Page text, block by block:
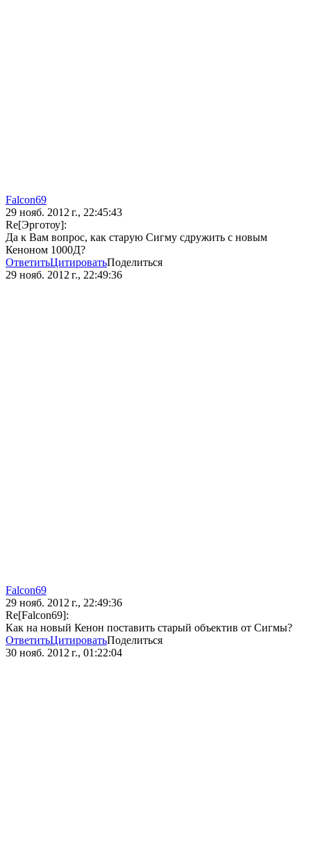
Falcon69
29 нояб. 2012 г., 22:45:43
Re[Эрготоу]:
Да к Вам вопрос, как старую Сигму сдружить с новым
Кеноном 1000Д?
ОтветитьЦитироватьПоделиться
29 нояб. 2012 г., 22:49:36
Falcon69
29 нояб. 2012 г., 22:49:36
Re[Falcon69]:
Как на новый Кенон поставить старый объектив от Сигмы?
ОтветитьЦитироватьПоделиться
30 нояб. 2012 г., 01:22:04